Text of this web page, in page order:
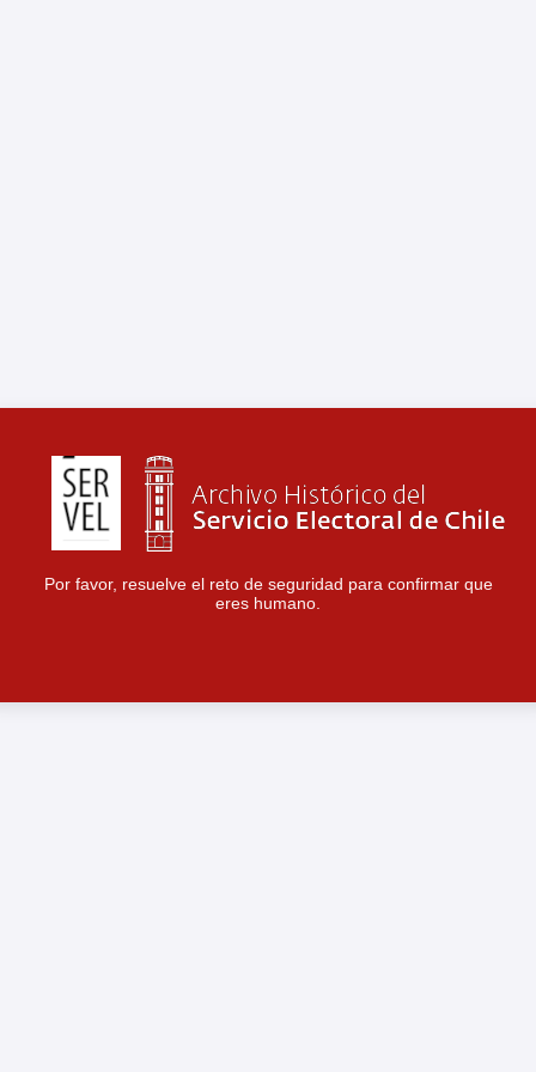
Por favor, resuelve el reto de seguridad para confirmar que
eres humano.